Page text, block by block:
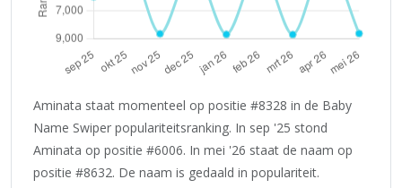
Aminata staat momenteel op positie #8328 in de Baby
Name Swiper populariteitsranking. In sep '25 stond
Aminata op positie #6006. In mei '26 staat de naam op
positie #8632. De naam is gedaald in populariteit.